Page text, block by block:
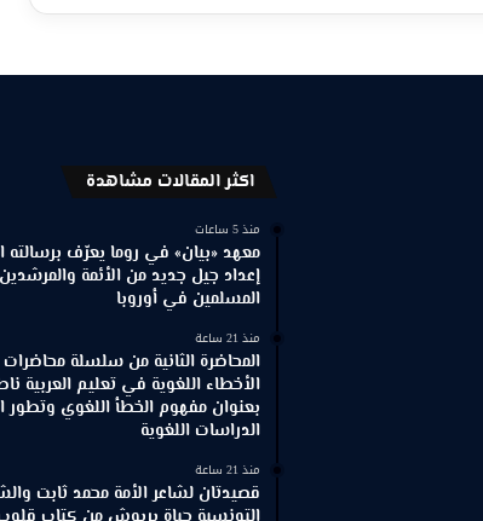
اكثر المقالات مشاهدة
منذ 5 ساعات
معهد «بيان» في روما يعرّف برسالته
إعداد جيل جديد من الأئمة
المسلمين في أوروبا
منذ 21 ساعة
المحاضرة الثانية من سلسلة محاضرات
الأخطاء اللغوية في تعليم العربية
بعنوان مفهوم الخطأ اللغوي وتطور
الدراسات اللغوية
منذ 21 ساعة
قصيدتان لشاعر الأمة محمد ثابت